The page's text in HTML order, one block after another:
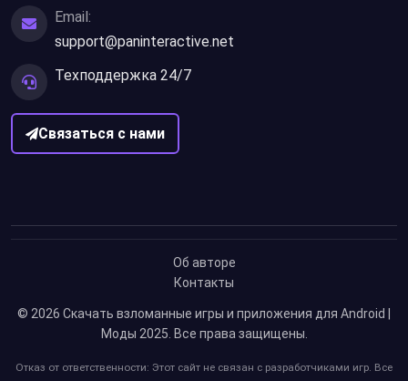
Email:
support@paninteractive.net
Техподдержка 24/7
Связаться с нами
Об авторе
Контакты
© 2026 Скачать взломанные игры и приложения для Android |
Моды 2025. Все права защищены.
Отказ от ответственности: Этот сайт не связан с разработчиками игр. Все